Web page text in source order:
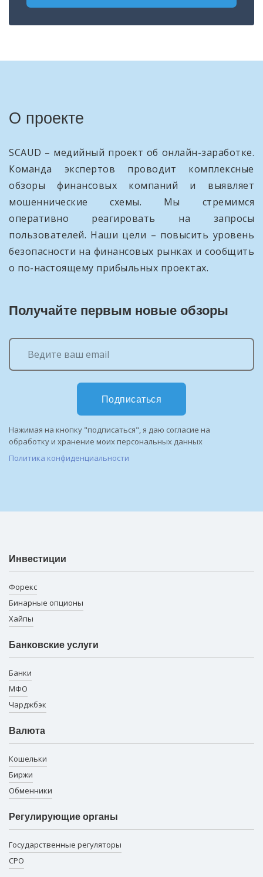
О проекте
SCAUD – медийный проект об онлайн-заработке.
Команда экспертов проводит комплексные
обзоры финансовых компаний и выявляет
мошеннические схемы. Мы стремимся
оперативно реагировать на запросы
пользователей. Наши цели – повысить уровень
безопасности на финансовых рынках и сообщить
о по-настоящему прибыльных проектах.
Получайте первым новые обзоры
Подписаться
Нажимая на кнопку "подписаться", я даю согласие на
обработку и хранение моих персональных данных
Политика конфиденциальности
Инвестиции
Форекс
Бинарные опционы
Хайпы
Банковские услуги
Банки
МФО
Чарджбэк
Валюта
Кошельки
Биржи
Обменники
Регулирующие органы
Государственные регуляторы
СРО